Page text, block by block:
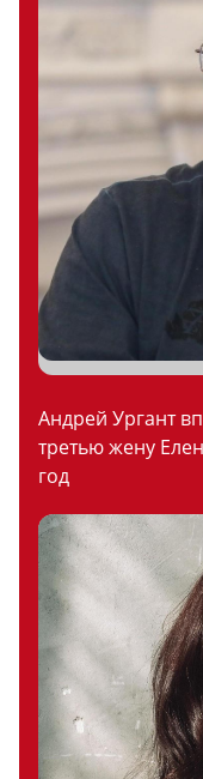
Андрей Ургант
третью жену
год